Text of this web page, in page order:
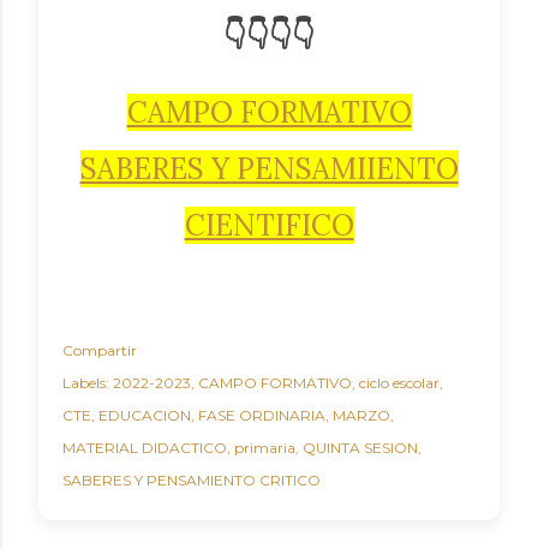
👇👇👇👇
CAMPO FORMATIVO
SABERES Y PENSAMIIENTO
CIENTIFICO
Compartir
Labels: 2022-2023 CAMPO FORMATIVO ciclo escolar
CTE EDUCACION FASE ORDINARIA MARZO
MATERIAL DIDACTICO primaria QUINTA SESION
SABERES Y PENSAMIENTO CRITICO